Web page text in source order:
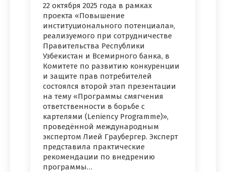
22 октября 2025 года в рамках
проекта «Повышение
институционального потенциала»,
реализуемого при сотрудничестве
Правительства Республики
Узбекистан и Всемирного банка, в
Комитете по развитию конкуренции
и защите прав потребителей
состоялся второй этап презентации
на тему «Программы смягчения
ответственности в борьбе с
картелями (Leniency Programme)»,
проведённой международным
экспертом Лией Граубергер. Эксперт
представила практические
рекомендации по внедрению
программы…